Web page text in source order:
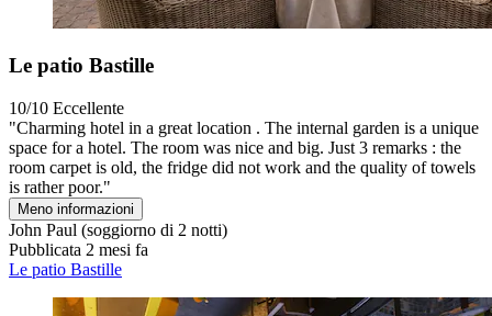
Le patio Bastille
10/10 Eccellente
"Charming hotel in a great location . The internal garden is a unique
space for a hotel. The room was nice and big. Just 3 remarks : the
room carpet is old, the fridge did not work and the quality of towels
is rather poor."
Meno informazioni
John Paul (soggiorno di 2 notti)
Pubblicata 2 mesi fa
Le patio Bastille